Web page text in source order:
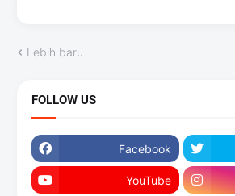
Lebih baru
FOLLOW US
Facebook
YouTube